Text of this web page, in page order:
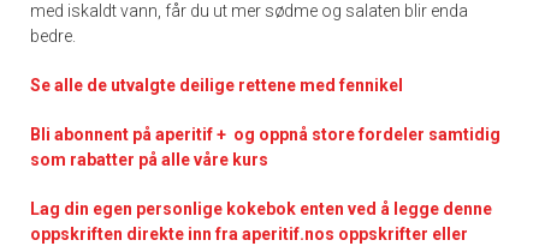
med iskaldt vann, får du ut mer sødme og salaten blir enda
bedre.
Se alle de utvalgte deilige rettene med fennikel
Bli abonnent på aperitif + og oppnå store fordeler samtidig
som rabatter på alle våre kurs
Lag din egen personlige kokebok enten ved å legge denne
oppskriften direkte inn fra aperitif.nos oppskrifter eller